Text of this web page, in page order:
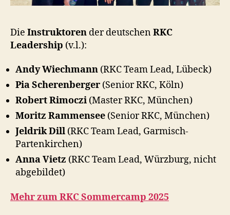
Die Instruktoren der deutschenRKC
Leadership (v.l.):
Andy Wiechmann (RKC Team Lead, Lübeck)
Pia Scherenberger (Senior RKC, Köln)
Robert Rimoczi (Master RKC, München)
Moritz Rammensee (Senior RKC, München)
Jeldrik Dill (RKC Team Lead, Garmisch-
Partenkirchen)
Anna Vietz (RKC Team Lead, Würzburg, nicht
abgebildet)
Mehr zum RKC Sommercamp 2025